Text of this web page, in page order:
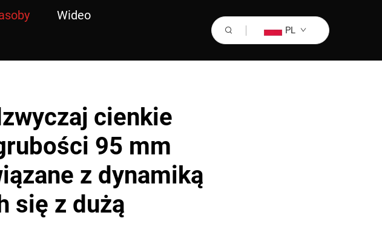
Wideo
PL
cienkie
95 mm
z dynamiką
się z dużą